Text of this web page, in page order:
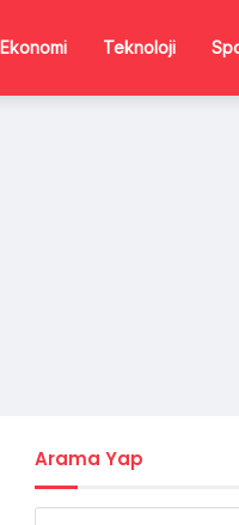
Ekonomi Teknoloji
Arama Yap